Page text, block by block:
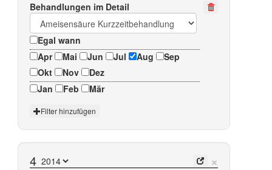
Behandlungen im Detail
Egal wann
Apr
Mai Jun Jul Aug
Sep
Okt
Nov
Dez
Jan
Feb Mär
Filter hinzufügen
×
4